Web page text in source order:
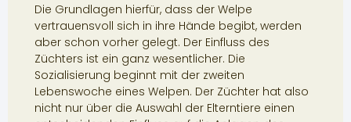
Die Grundlagen hierfür, dass der Welpe
vertrauensvoll sich in ihre Hände begibt, werden
aber schon vorher gelegt. Der Einfluss des
Züchters ist ein ganz wesentlicher. Die
Sozialisierung beginnt mit der zweiten
Lebenswoche eines Welpen. Der Züchter hat also
nicht nur über die Auswahl der Elterntiere einen